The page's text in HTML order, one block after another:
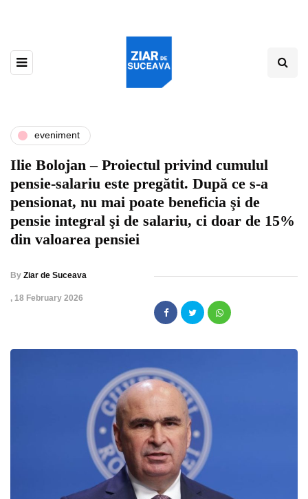
eveniment
Ilie Bolojan – Proiectul privind cumulul
pensie-salariu este pregătit. După ce s-a
pensionat, nu mai poate beneficia şi de
pensie integral şi de salariu, ci doar de 15%
din valoarea pensiei
By Ziar de Suceava
, 18 February 2026